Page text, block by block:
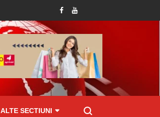
Amenzi de peste 70 mii lei aplicate de ITM
ALTE SECTIUNI